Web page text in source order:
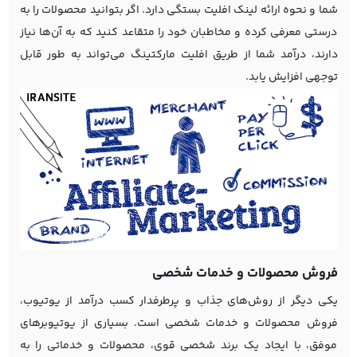
شما و نحوه ارائه لینک افلیت بستگی دارد. اگر بتوانید محصولات را به
درستی معرفی کرده و مخاطبان خود را متقاعد کنید که به آن‌ها نیاز
دارند، درآمد شما از طریق افلیت مارکتینگ می‌تواند به طور قابل
توجهی افزایش یابد.
فروش محصولات و خدمات شخصی
یکی دیگر از روش‌های جذاب و پرطرفدار کسب درآمد از یوتیوب،
فروش محصولات و خدمات شخصی است. بسیاری از یوتیوبرهای
موفق، با ایجاد یک برند شخصی قوی، محصولات و خدماتی را به